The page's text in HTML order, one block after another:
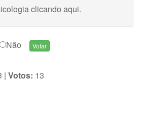
clicando aqui.
Não
|Votos: 13